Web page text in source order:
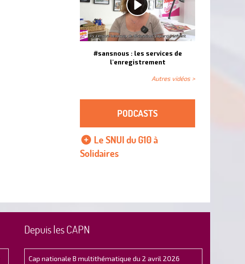
#sansnous : les services de
l'enregistrement
Autres vidéos >
PODCASTS
Le SNUI du G10 à
Solidaires
Depuis les CAPN
Cap nationale B multithématique du 2 avril 2026